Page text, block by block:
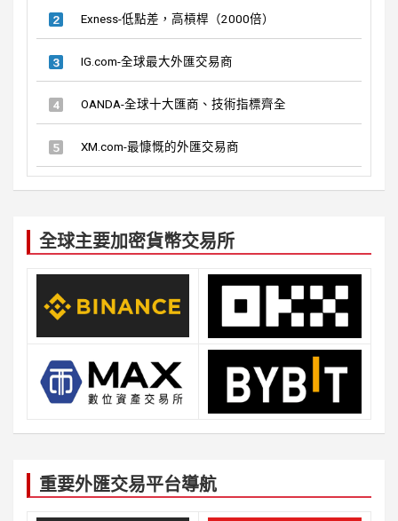
Exness-低點差，高槓桿（2000倍）
IG.com-全球最大外匯交易商
OANDA-全球十大匯商、技術指標齊全
XM.com-最慷慨的外匯交易商
全球主要加密貨幣交易所
重要外匯交易平台導航